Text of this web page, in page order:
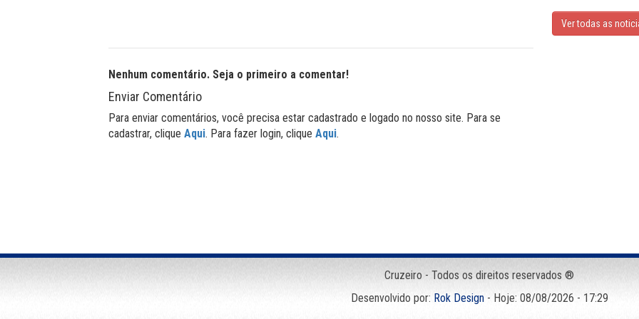
Nenhum comentário. Seja o primeiro a comentar!
Enviar Comentário
Para enviar comentários, você precisa estar cadastrado e logado no nosso site. Para se
cadastrar, clique Aqui. Para fazer login, clique Aqui.
Ver todas as
Cruzeiro - Todos os direitos reservados ®
Desenvolvido por: Rok Design- Hoje: 08/08/2026 - 17:29